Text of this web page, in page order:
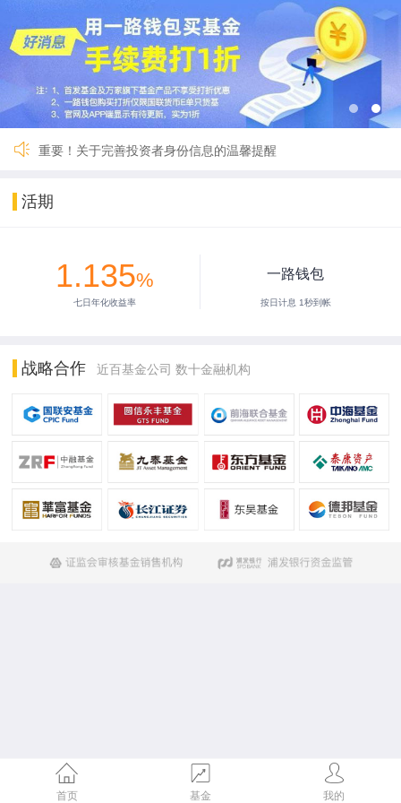
关于一路财富（深圳）基金销售有限公司完成公司名称及法定代
国寿安保鑫钱包货币A暂停交易
国联货币E 9月27日暂停服务
【重要】一路财富暂停服务3小时
2024年劳动节假期安排公告
2024年春节假期安排公告
【重要】关于暂停新用户注册的公告
重要！关于完善投资者身份信息的温馨提醒
国寿安保鑫钱包货币A暂停交易
国联货币E 9月27日暂停服务
2024年春节假期安排公告
【重要】关于暂停新用户注册的公告
重要！关于完善投资者身份信息的温馨提醒
活期
1.135%
七日年化收益率
一路钱包
按日计息 1秒到帐
战略合作 近百基金公司 数十金融机构
首页 基金 我的